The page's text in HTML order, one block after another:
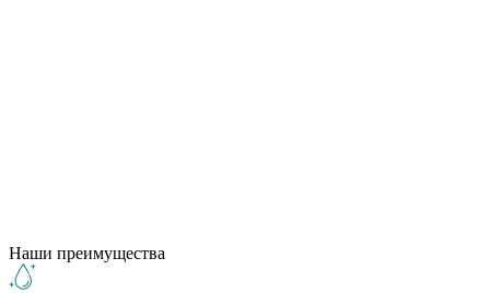
Наши преимущества